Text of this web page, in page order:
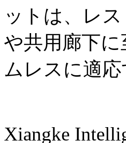
ットは、レ
や共用廊下
ムレスに適
Xiangke